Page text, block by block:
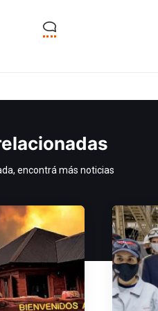
encontrá más noticias